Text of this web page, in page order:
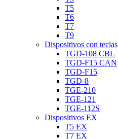
T5
T6
T7
T9
Dispositivos con teclas
TGD-108 CBL
TGD-F15 CAN
TGD-F15
TGD-8
TGE-210
TGE-121
TGE-112S
Dispositivos EX
T5 EX
T7 EX